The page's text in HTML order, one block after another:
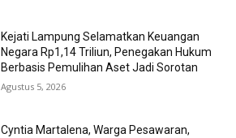
Kejati Lampung Selamatkan Keuangan
Negara Rp1,14 Triliun, Penegakan Hukum
Berbasis Pemulihan Aset Jadi Sorotan
Agustus 5, 2026
Cyntia Martalena, Warga Pesawaran,